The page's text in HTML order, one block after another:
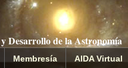
Desarrollo de la Astronomía
Membresía AIDA Virtual